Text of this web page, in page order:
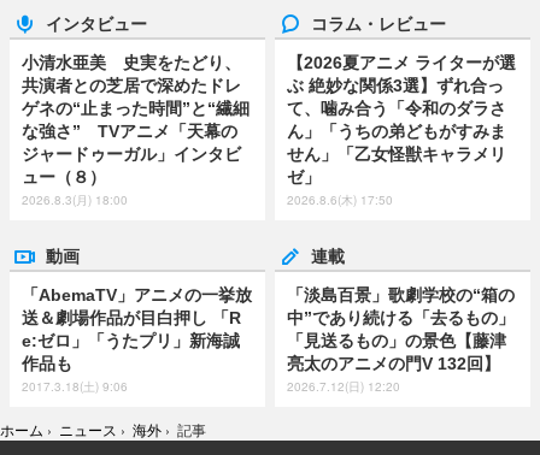
インタビュー
小清水亜美 史実をたどり、
共演者との芝居で深めたドレ
ゲネの“止まった時間”と“繊細
な強さ” TVアニメ「天幕の
ジャードゥーガル」インタビ
ュー（８）
2026.8.3(月) 18:00
コラム・レビュー
【2026夏アニメ ライターが選
ぶ 絶妙な関係3選】ずれ合っ
て、噛み合う「令和のダラさ
ん」「うちの弟どもがすみま
せん」「乙女怪獣キャラメリ
ゼ」
2026.8.6(木) 17:50
動画
「AbemaTV」アニメの一挙放
送＆劇場作品が目白押し 「R
e:ゼロ」「うたプリ」新海誠
作品も
2017.3.18(土) 9:06
連載
「淡島百景」歌劇学校の“箱の
中”であり続ける「去るもの」
「見送るもの」の景色【藤津
亮太のアニメの門V 132回】
2026.7.12(日) 12:20
ホーム › ニュース › 海外 › 記事